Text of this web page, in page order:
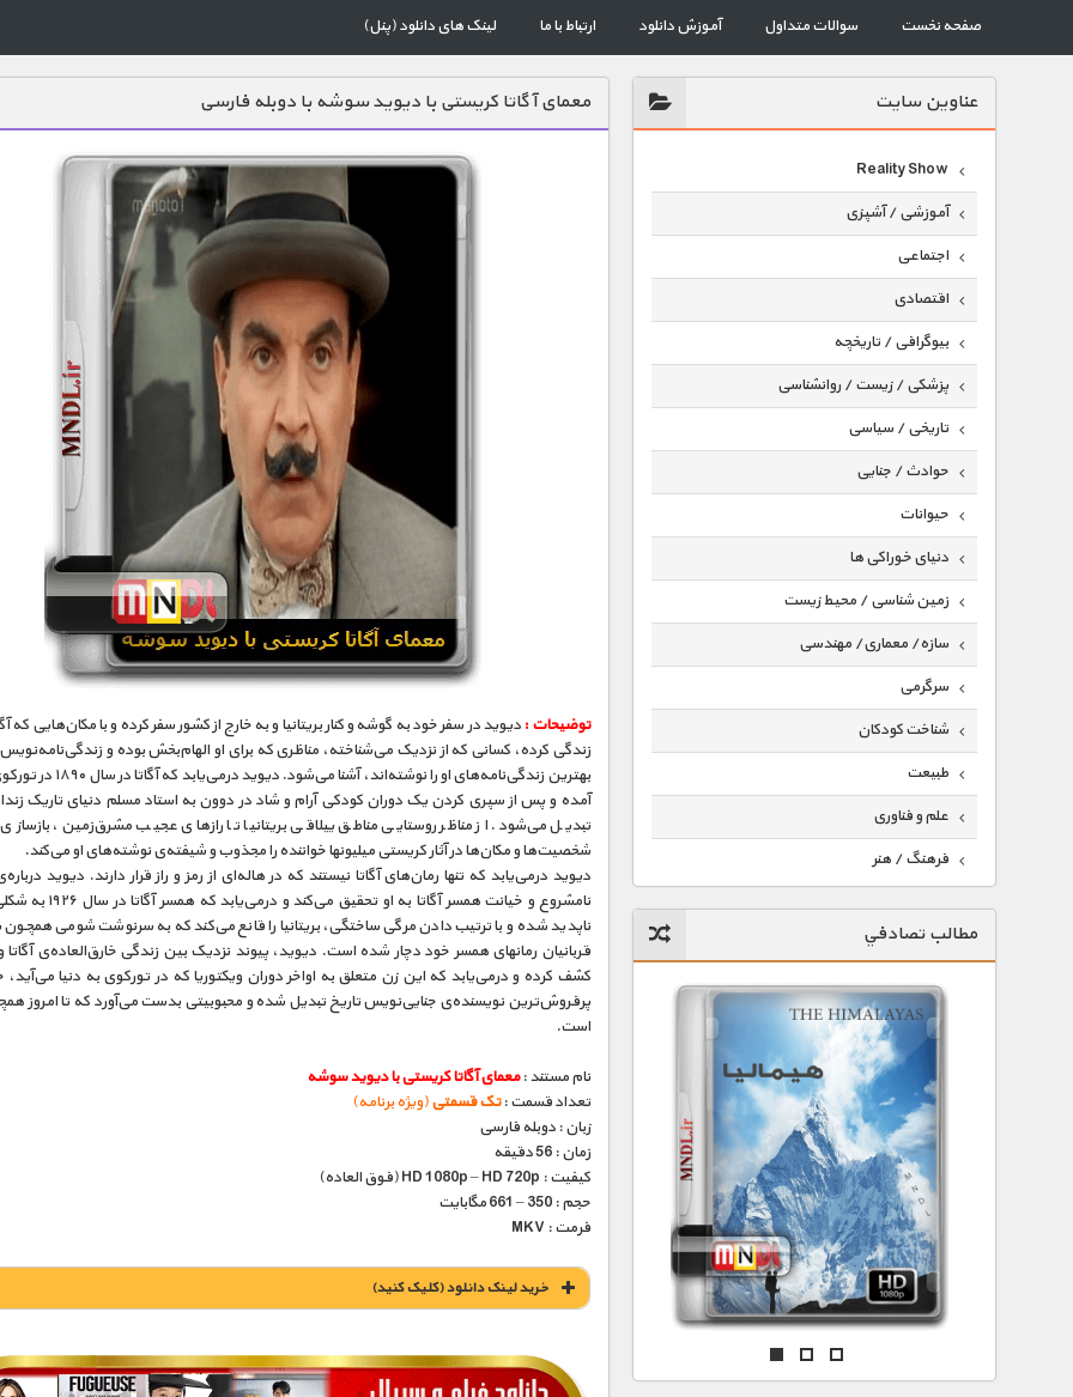
صفحه نخست سوالات متداول آموزش دانلود ارتباط با ما لینک های دانلود (پنل)
عناوين سايت
Reality Show
آموزشی / آشپزی
اجتماعی
اقتصادی
بیوگرافی / تاریخچه
پزشکی / زیست / روانشناسی
تاریخی / سیاسی
حوادث / جنایی
حیوانات
دنیای خوراکی ها
زمین شناسی / محیط زیست
سازه/ معماری/ مهندسی
سرگرمی
شناخت کودکان
طبیعت
علم و فناوری
فرهنگ / هنر
گردشگری
ماورایی
مسابقات / ورزشی
مستند های اختصاصی
مطالب تصادفي
معمای آگاتا کریستی با دیوید سوشه با دوبله فارسی
توضیحات :دیوید در سفر خود به گوشه و کنار بریتانیا و به خارج از کشور سفر کرده و با مکان‌هایی که
زندگی کرده، کسانی که از نزدیک می‌شناخته، مناظری که برای او الهام‌بخش بوده و
بهترین زندگی‌نامه‌های او را نوشته‌اند، آشنا
آمده و پس از سپری کردن یک دوران کودکی آرام و شاد در دوون به استاد مسلم دنیای تاریک
تبدیل می‌شود. از مناظر روستایی مناطق ییلاقی بریتانیا تا رازهای عجیب مشرق‌زمین،
شخصیت‌ها و مکان‌ها در آثار کریستی میلیونها خواننده را مجذوب و شیفته‌ی نوشته‌های او می‌کند.
دیوید درمی‌یابد که تنها رمان‌های آگاتا نیستند که در هاله‌ای از رمز و راز قرار دارند. دیوید
نامشروع و خیانت همسر آگاتا به او
ناپدید شده و با ترتیب دادن مرگی ساختگی، بریتانیا را قانع می‌کند که به سرنوشت شومی
قربانیان رمانهای همسر خود دچار شده است. دیوید، پیوند نزدیک بین زندگی خارق‌العاده‌ی آگاتا و
کشف کرده و درمی‌یابد که این زن متعلق به اواخر دوران ویکتوریا که در تورکوی به دنیا می‌آید،
پرفروش‌ترین نویسنده‌ی جنایی‌نویس تاریخ تبدیل شده و محبوبیتی بدست می‌آورد که تا امروز
است.
نام مستند :معمای آگاتا کریستی با دیوید سوشه
تعداد قسمت :تک قسمتی(ویژه برنامه)
زبان : دوبله فارسی
زمان : 56 دقیقه
کیفیت : HD 1080p – HD 720p (فوق العاده)
حجم : 350 – 661 مگابایت
فرمت : MKV
خريد لينک دانلود (کليک کنيد)
1900 تومان – خريد لينک دانلود (افزودن به سبد خريد)